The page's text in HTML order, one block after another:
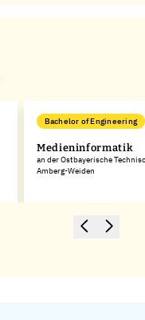
Bachelor of Engineering
Medieninformatik
an der Ostbayerische
Amberg-Weiden